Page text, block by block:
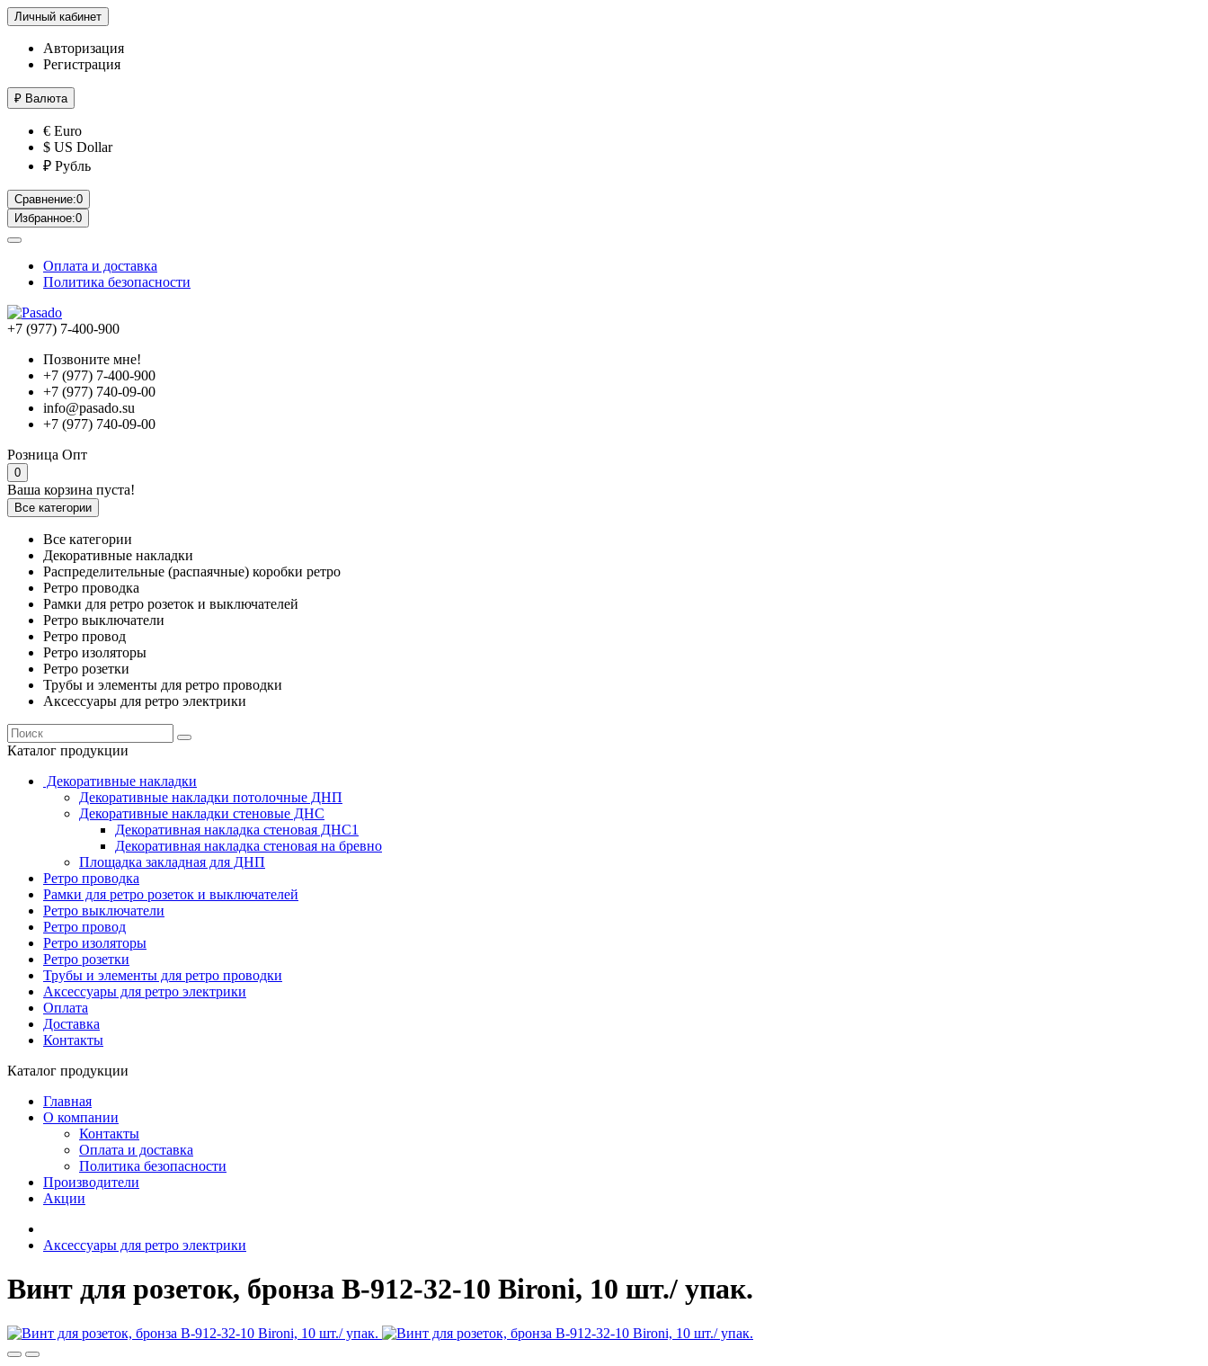
Личный кабинет
Авторизация
Регистрация
₽ Валюта
€ Euro
$ US Dollar
₽ Рубль
Сравнение:0
Избранное:0
Оплата и доставка
Политика безопасности
+7 (977) 7-400-900
Позвоните мне!
+7 (977) 7-400-900
+7 (977) 740-09-00
info@pasado.su
+7 (977) 740-09-00
Розница Опт
0
Ваша корзина пуста!
Все категории
Все категории
Декоративные накладки
Распределительные (распаячные) коробки ретро
Ретро проводка
Рамки для ретро розеток и выключателей
Ретро выключатели
Ретро провод
Ретро изоляторы
Ретро розетки
Трубы и элементы для ретро проводки
Аксессуары для ретро электрики
Каталог продукции
Декоративные накладки
Декоративные накладки потолочные ДНП
Декоративные накладки стеновые ДНС
Декоративная накладка стеновая ДНС1
Декоративная накладка стеновая на бревно
Площадка закладная для ДНП
Ретро проводка
Рамки для ретро розеток и выключателей
Ретро выключатели
Ретро провод
Ретро изоляторы
Ретро розетки
Трубы и элементы для ретро проводки
Аксессуары для ретро электрики
Оплата
Доставка
Контакты
Каталог продукции
Главная
О компании
Контакты
Оплата и доставка
Политика безопасности
Производители
Акции
Аксессуары для ретро электрики
Винт для розеток, бронза B-912-32-10 Bironi, 10 шт./ упак.